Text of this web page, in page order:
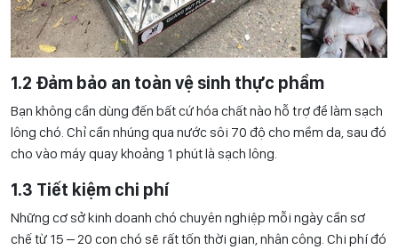
1.2 Đảm bảo an toàn vệ sinh thực phẩm
Bạn không cần dùng đến bất cứ hóa chất nào hỗ trợ để làm sạch
lông chó. Chỉ cần nhúng qua nước sôi 70 độ cho mềm da, sau đó
cho vào máy quay khoảng 1 phút là sạch lông.
1.3 Tiết kiệm chi phí
Những cơ sở kinh doanh chó chuyên nghiệp mỗi ngày cần sơ
chế từ 15 – 20 con chó sẽ rất tốn thời gian, nhân công. Chi phí đó